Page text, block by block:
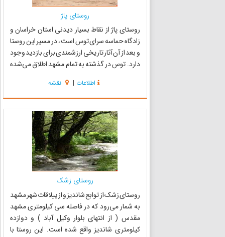
روستای پاژ
روستاى پاژ از نقاط بسیار دیدنى استان خراسان و
زادگاه حماسه سرای توس است ، در مسیر این روستا
و بعد از آن آثار تاریخی ارزشمندی برای بازدید وجود
دارد. توس در گذشته به تمام مشهد اطلاق می‌شده
می‌شود، این سرزمین که از تاریخی کهن در قبل و
بعد از اسل...
اطلاعات | نقشه
روستای زشک
روستای زشک از توابع شاندیز و از ییلاقات شهر مشهد
به شمار می‌رود که در فاصله سی کیلومتری مشهد
مقدس ( از انتهای بلوار وکیل آباد ) و دوازده
کیلومتری شاندیز واقع شده است. این روستا با